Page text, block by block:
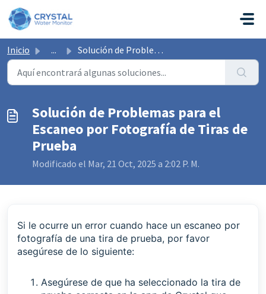
Saltar al contenido principal
Inicio ... Solución de Problemas para el Escaneo por Fotografía de T...
Solución de Problemas para el
Escaneo por Fotografía de Tiras de
Prueba
Modificado el Mar, 21 Oct, 2025 a 2:02 P. M.
Si le ocurre un error cuando hace un escaneo por
fotografía de una tira de prueba, por favor
asegúrese de lo siguiente:
Asegúrese de que ha seleccionado la tira de